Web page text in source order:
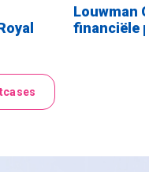
Louwman
financiële